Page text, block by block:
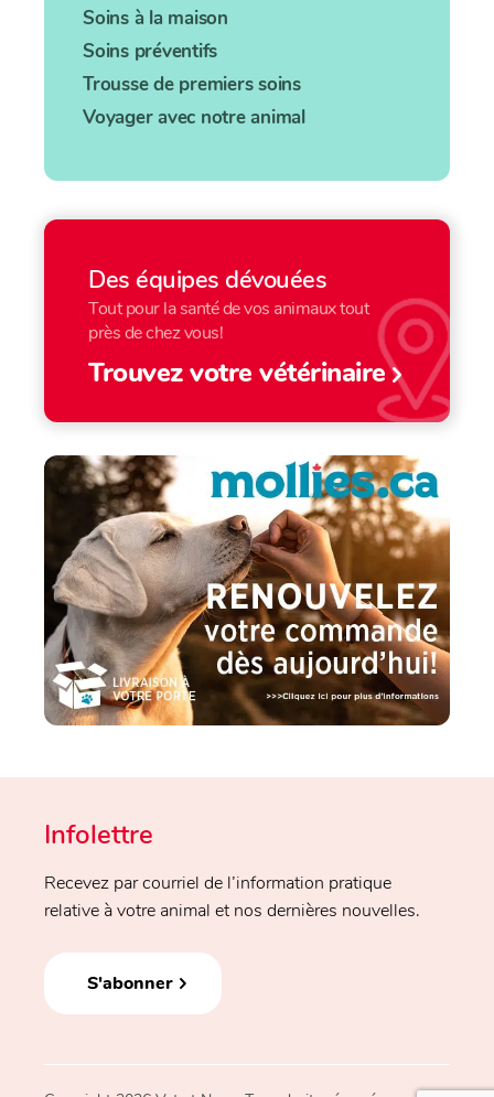
Soins à la maison
Soins préventifs
Trousse de premiers soins
Voyager avec notre animal
Des équipes dévouées
Tout pour la santé de vos animaux tout
près de chez vous!
Trouvez votre vétérinaire
Infolettre
Recevez par courriel de l’information pratique
relative à votre animal et nos dernières nouvelles.
S'abonner